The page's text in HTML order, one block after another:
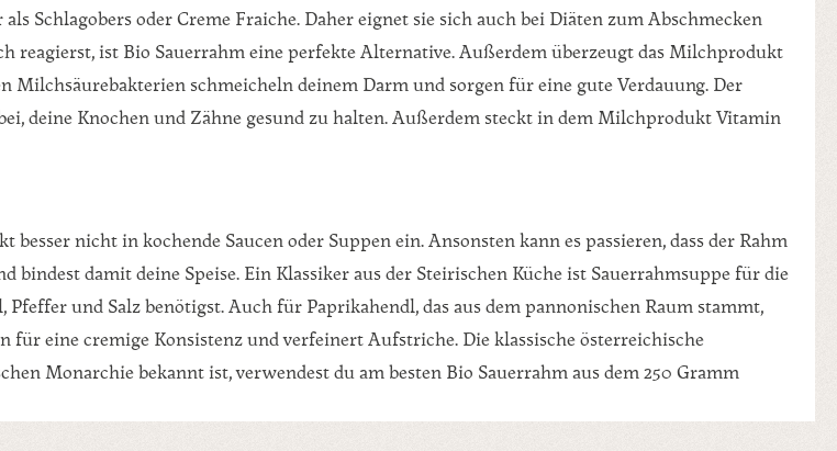
Schlagobers oder Creme Fraiche. Daher eignet sie sich auch bei Diäten zum Abschmecken
reagierst, ist Bio Sauerrahm eine perfekte Alternative. Außerdem überzeugt das Milchprodukt
schmeicheln deinem Darm und sorgen für eine gute Verdauung. Der
deine Knochen und Zähne gesund zu halten. Außerdem steckt in dem Milchprodukt Vitamin
nicht in kochende Saucen oder Suppen ein. Ansonsten kann es passieren, dass der Rahm
damit deine Speise. Ein Klassiker aus der Steirischen Küche ist Sauerrahmsuppe für die
und Salz benötigst. Auch für Paprikahendl, das aus dem pannonischen Raum stammt,
eine cremige Konsistenz und verfeinert Aufstriche. Die klassische österreichische
Monarchie bekannt ist, verwendest du am besten Bio Sauerrahm aus dem 250 Gramm